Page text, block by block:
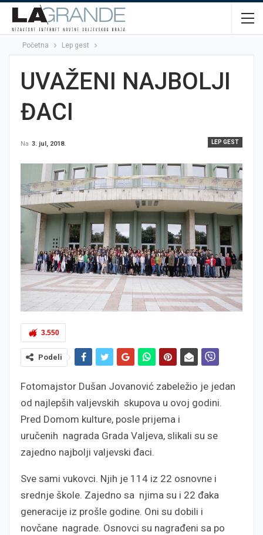
Početna Lep gest
UVAŽENI NAJBOLJI
ĐACI
LEP GEST
Na 3. jul, 2018.
3.550
Podeli
Fotomajstor Dušan Jovanović zabeležio je jedan
od najlepših valjevskih skupova u ovoj godini.
Pred Domom kulture, posle prijema i
uručenih nagrada Grada Valjeva, slikali su se
zajedno najbolji valjevski đaci.
Sve sami vukovci. Njih je 114 iz 22 osnovne i
srednje škole. Zajedno sa njima su i 22 đaka
generacije iz prošle godine. Oni su dobili i
novčane nagrade. Osnovci su nagrađeni sa po